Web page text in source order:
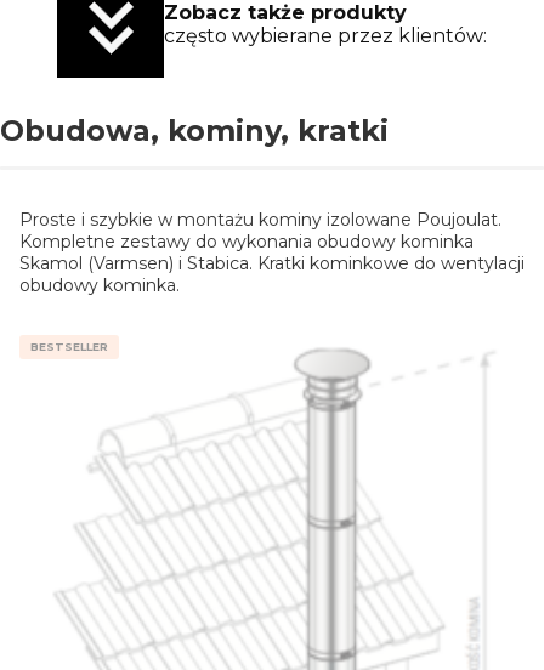
Zobacz także produkty
często wybierane przez klientów:
Obudowa, kominy, kratki
Proste i szybkie w montażu kominy izolowane Poujoulat.
Kompletne zestawy do wykonania obudowy kominka
Skamol (Varmsen) i Stabica. Kratki kominkowe do wentylacji
obudowy kominka.
BESTSELLER